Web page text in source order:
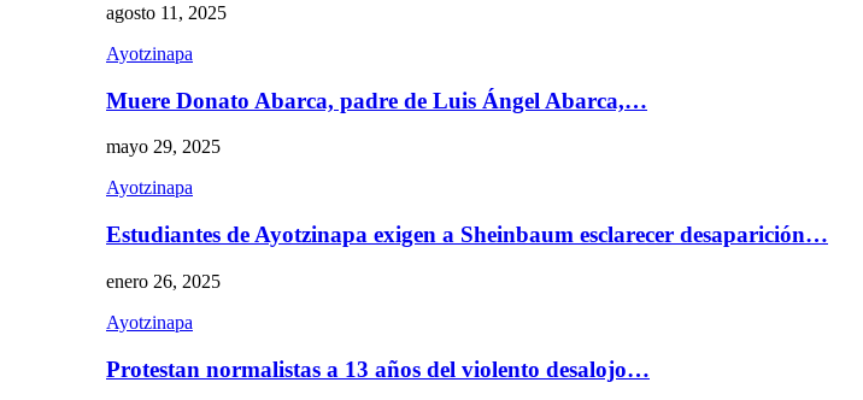
agosto 11, 2025
Ayotzinapa
Muere Donato Abarca, padre de Luis Ángel Abarca,…
mayo 29, 2025
Ayotzinapa
Estudiantes de Ayotzinapa exigen a Sheinbaum esclarecer desaparición…
enero 26, 2025
Ayotzinapa
Protestan normalistas a 13 años del violento desalojo…